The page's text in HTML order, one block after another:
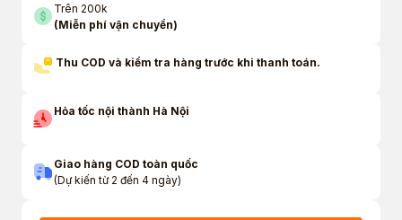
Trên 200k
(Miễn phí vận chuyển)
Thu COD và kiểm tra hàng trước khi thanh toán.
Hỏa tốc nội thành Hà Nội
Giao hàng COD toàn quốc
(Dự kiến từ 2 đến 4 ngày)